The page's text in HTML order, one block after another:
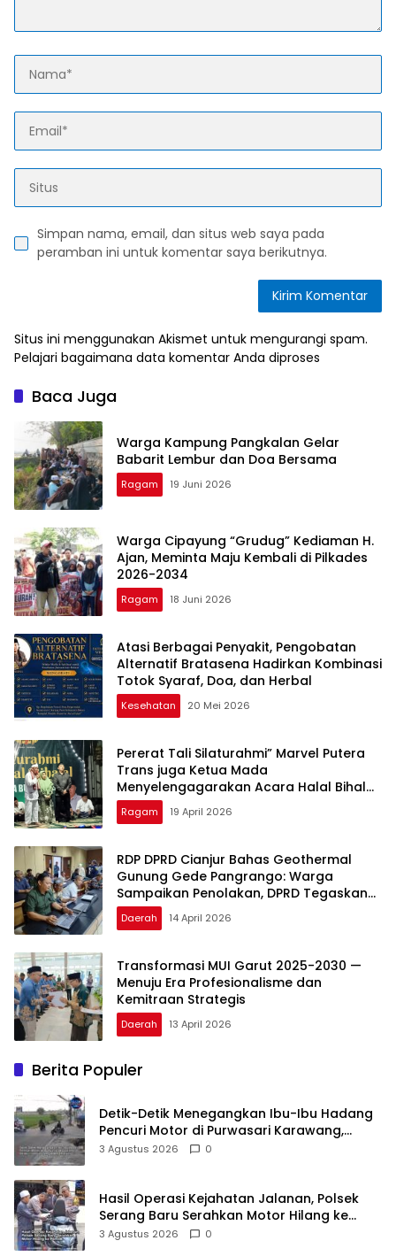
Simpan nama, email, dan situs web saya pada
peramban ini untuk komentar saya berikutnya.
Situs ini menggunakan Akismet untuk mengurangi spam.
Pelajari bagaimana data komentar Anda diproses
Baca Juga
Warga Kampung Pangkalan Gelar
Babarit Lembur dan Doa Bersama
Ragam 19 Juni 2026
Warga Cipayung “Grudug” Kediaman H.
Ajan, Meminta Maju Kembali di Pilkades
2026-2034
Ragam 18 Juni 2026
Atasi Berbagai Penyakit, Pengobatan
Alternatif Bratasena Hadirkan Kombinasi
Totok Syaraf, Doa, dan Herbal
Kesehatan 20 Mei 2026
Pererat Tali Silaturahmi” Marvel Putera
Trans juga Ketua Mada
Menyelengagarakan Acara Halal Bihalal
Bersama Warga Burangkeng Dan tokoh
Ragam 19 April 2026
RDP DPRD Cianjur Bahas Geothermal
Gunung Gede Pangrango: Warga
Sampaikan Penolakan, DPRD Tegaskan
Kewenangan Ada di Pemerintah Pusat
Daerah 14 April 2026
Transformasi MUI Garut 2025-2030 —
Menuju Era Profesionalisme dan
Kemitraan Strategis
Daerah 13 April 2026
Berita Populer
Detik-Detik Menegangkan Ibu-Ibu Hadang
Pencuri Motor di Purwasari Karawang,
Pelaku Lolos di Tengah Keramaian!
3 Agustus 2026 0
Hasil Operasi Kejahatan Jalanan, Polsek
Serang Baru Serahkan Motor Hilang ke
Pemilik
3 Agustus 2026 0